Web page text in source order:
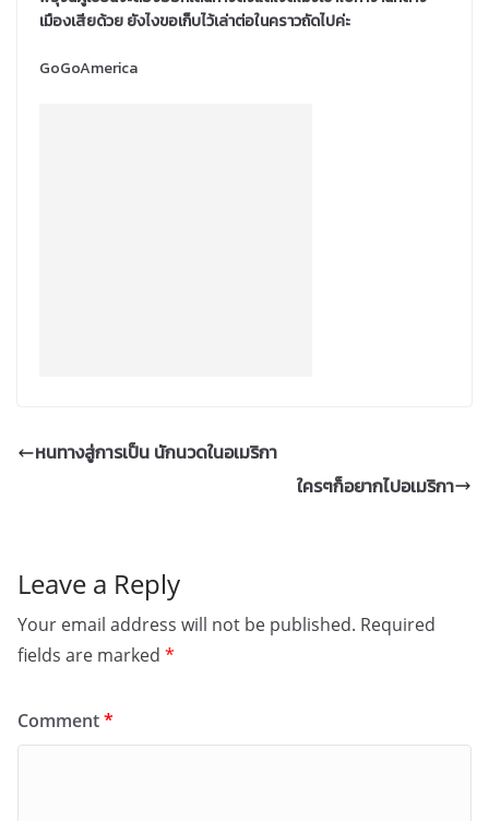
เมืองเสียด้วย ยังไงขอเก็บไว้เล่าต่อในคราวถัดไปค่ะ
GoGoAmerica
หนทางสู่การเป็น นักนวดในอเมริกา
ใครๆก็อยากไปอเมริกา
Leave a Reply
Your email address will not be published. Required
fields are marked *
Comment*